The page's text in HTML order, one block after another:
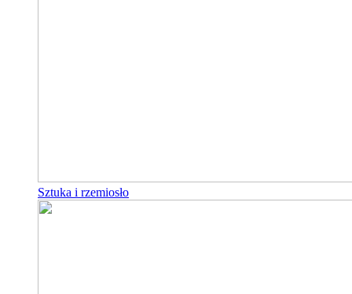
Sztuka i rzemiosło